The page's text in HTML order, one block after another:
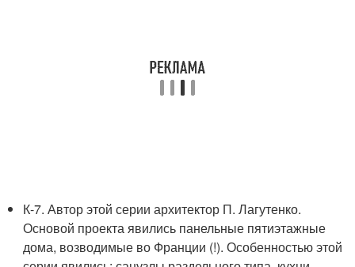
К-7. Автор этой серии архитектор П. Лагутенко.
Основой проекта явились панельные пятиэтажные
дома, возводимые во Франции (!). Особенностью этой